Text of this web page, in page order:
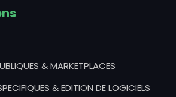
& MARKETPLACES
& EDITION DE LOGICIELS